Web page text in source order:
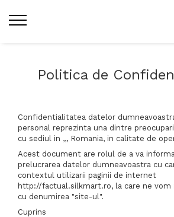
Politica de
Confidentialitatea datelor
personal reprezinta una dintre
cu sediul in ,,, Romania, in calitate de
Acest document are rolul de a va
prelucrarea datelor dumneavoastra cu
contextul utilizarii paginii de internet
http://factual.silkmart.ro, la care ne vom
cu denumirea "site-ul".
Cuprins